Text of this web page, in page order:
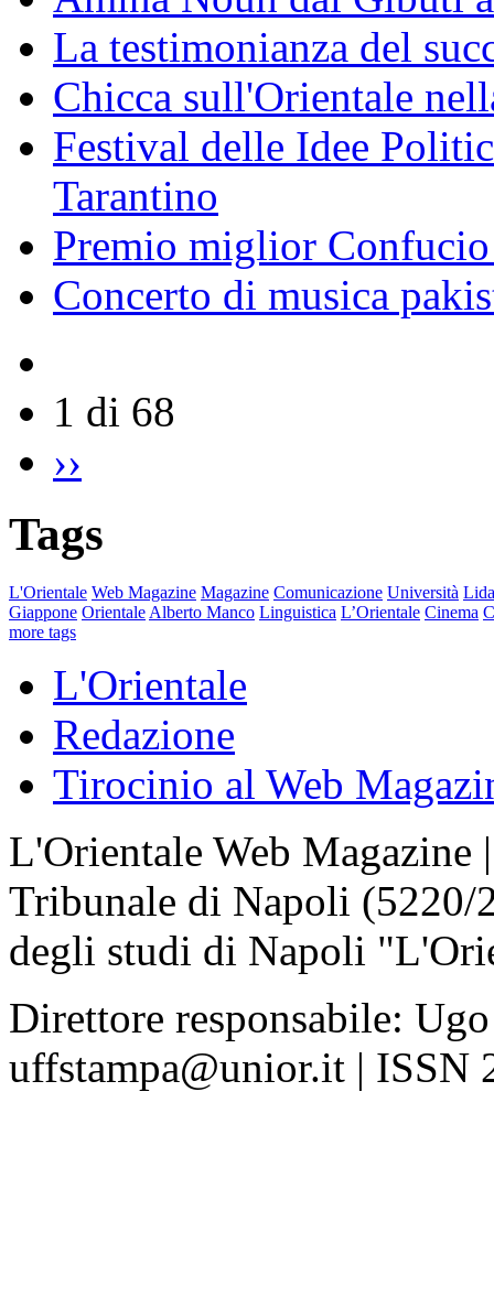
La testimonianza del
Chicca sull'Orientale
Festival delle Idee
Tarantino
Premio miglior
Concerto di musica
1 di 68
››
Tags
L'Orientale Web Magazine Magazine Comunicazione Università
Giappone Orientale Alberto Manco Linguistica L’Orientale Cinema
more tags
L'Orientale
Redazione
Tirocinio al Web
L'Orientale Web Magazine
Tribunale di Napoli
degli studi di Napoli
Direttore responsabile:
uffstampa@unior.it | ISSN